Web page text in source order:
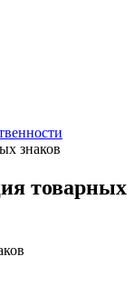
знаков
товарных